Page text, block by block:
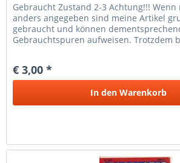
Gebraucht Zustand 2-3 Achtung!!!
anders angegeben sind meine Artikel
gebraucht und können
Gebrauchtspuren aufweisen. Trotzdem
€ 3,00 *
In den Warenkorb